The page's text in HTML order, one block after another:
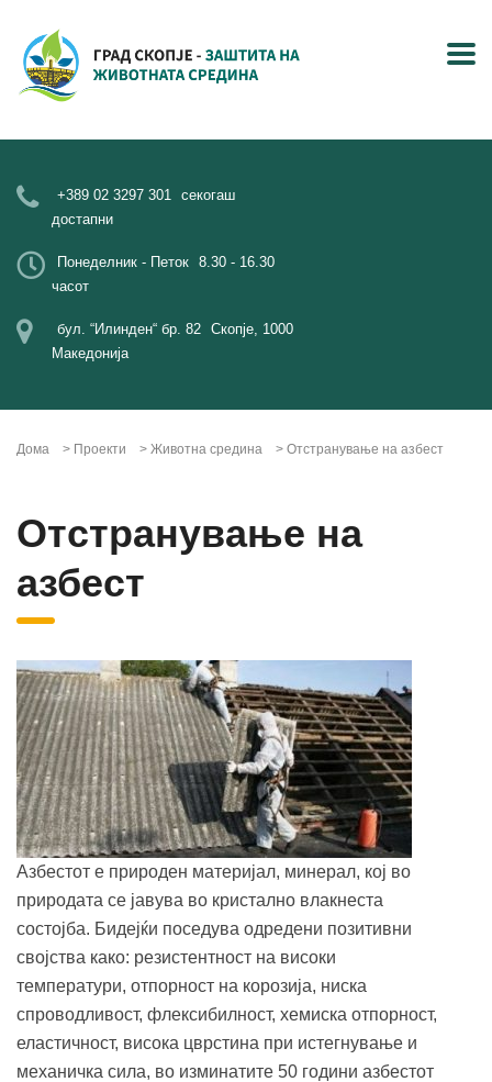
+389 02 3297 301 секогаш
достапни
Понеделник - Петок 8.30 - 16.30
часот
бул. “Илинден“ бр. 82 Скопје, 1000
Македонија
Дома > Проекти > Животна средина > Отстранување на азбест
Отстранување на
азбест
Азбестот е природен материјал, минерал, кој во
природата се јавува во кристално влакнеста
состојба. Бидејќи поседува одредени позитивни
својства како: резистентност на високи
температури, отпорност на корозија, ниска
спроводливост, флексибилност, хемиска отпорност,
еластичност, висока цврстина при истегнување и
механичка сила, во изминатите 50 години азбестот